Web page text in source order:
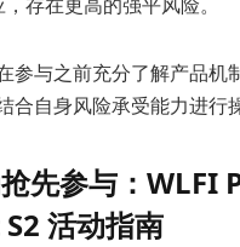
存在更高的强平风险。
参与之前充分了解产品机
合自身风险承受能力进行
先参与：WLFI
活动指南